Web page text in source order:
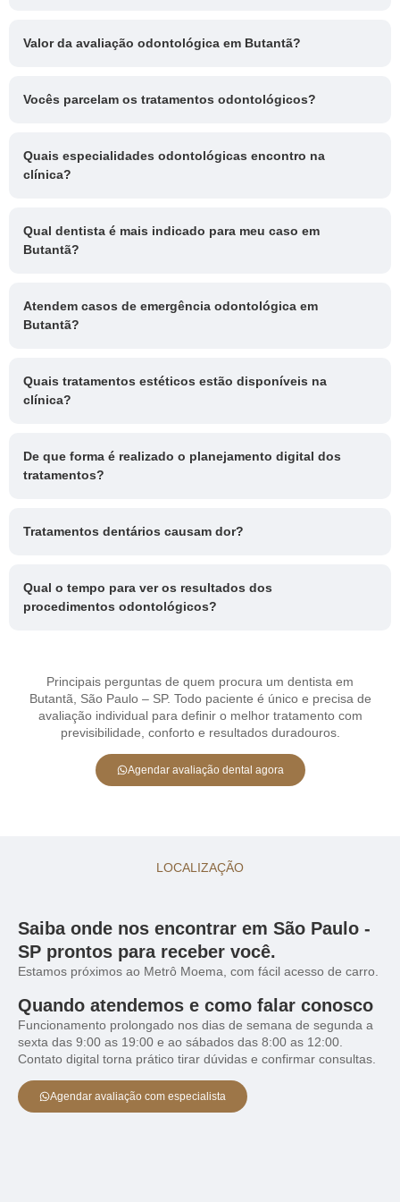
Valor da avaliação odontológica em Butantã?
Vocês parcelam os tratamentos odontológicos?
Quais especialidades odontológicas encontro na
clínica?
Qual dentista é mais indicado para meu caso em
Butantã?
Atendem casos de emergência odontológica em
Butantã?
Quais tratamentos estéticos estão disponíveis na
clínica?
De que forma é realizado o planejamento digital dos
tratamentos?
Tratamentos dentários causam dor?
Qual o tempo para ver os resultados dos
procedimentos odontológicos?
Principais perguntas de quem procura um dentista em
Butantã, São Paulo – SP. Todo paciente é único e precisa de
avaliação individual para definir o melhor tratamento com
previsibilidade, conforto e resultados duradouros.
Agendar avaliação dental agora
LOCALIZAÇÃO
Saiba onde nos encontrar em São Paulo -
SP prontos para receber você.
Estamos próximos ao Metrô Moema, com fácil acesso de carro.
Quando atendemos e como falar conosco
Funcionamento prolongado nos dias de semana de segunda a
sexta das 9:00 as 19:00 e ao sábados das 8:00 as 12:00.
Contato digital torna prático tirar dúvidas e confirmar consultas.
Agendar avaliação com especialista